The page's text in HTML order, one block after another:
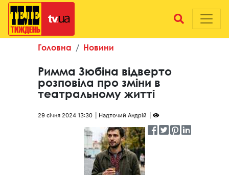
Головна Новини
Римма Зюбіна відверто
розповіла про зміни в
театральному житті
29 січня 2024 13:30 Надточий Андрій